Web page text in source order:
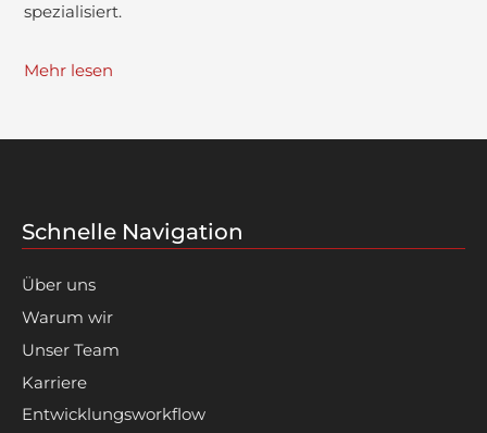
spezialisiert.
Mehr lesen
Schnelle Navigation
Über uns
Warum wir
Unser Team
Karriere
Entwicklungsworkflow